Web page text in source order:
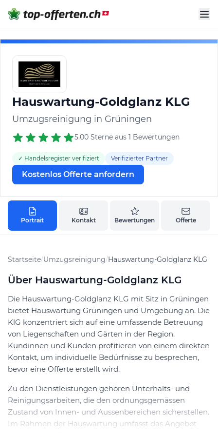
Hauswartung-Goldglanz KLG
Umzugsreinigung in Grüningen
5.00 Sterne aus 1 Bewertungen
✓ Handelsregister verifiziert Verifizierter Partner
Kostenlos Offerte anfordern
Portrait Kontakt Bewertungen Offerte
Startseite/Umzugsreinigung/Hauswartung-Goldglanz KLG
Über Hauswartung-Goldglanz KLG
Die Hauswartung-Goldglanz KLG mit Sitz in Grüningen
bietet Hauswartung Grüningen und Umgebung an. Die
KlG konzentriert sich auf eine umfassende Betreuung
von Liegenschaften und Gärten in der Region.
Kundinnen und Kunden profitieren von einem direkten
Kontakt, um individuelle Bedürfnisse zu besprechen,
bevor eine Offerte erstellt wird.
Zu den Dienstleistungen gehören Unterhalts- und
Reinigungsarbeiten, die den ordnungsgemässen
Zustand von Innen- und Aussenbereichen sicherstellen.
Im Rahmen der Hauswartung umfasst das Angebot